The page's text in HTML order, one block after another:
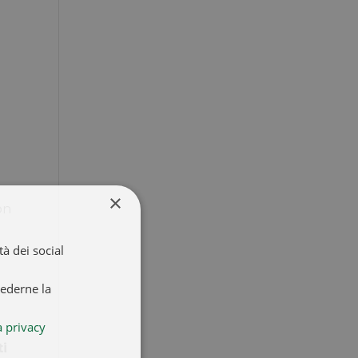
×
dei social
la
privacy